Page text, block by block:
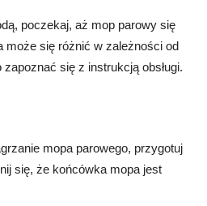
poczekaj, aż mop parowy się
może się różnić w zależności od
się z instrukcją obsługi.
mopa parowego, przygotuj
się, że końcówka mopa jest